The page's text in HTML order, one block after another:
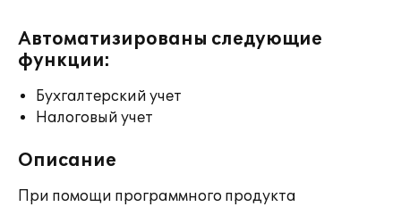
Автоматизированы следующие
функции:
Бухгалтерский учет
Налоговый учет
Описание
При помощи программного продукта